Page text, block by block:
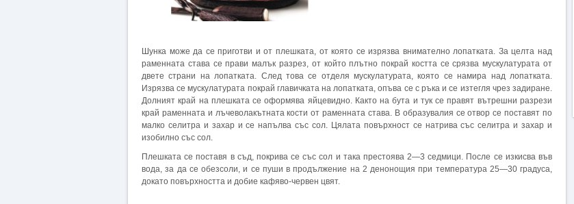
Шунка може да се приготви и от плешката, от която се изрязва внимателно лопатката. За целта над
раменната става се прави малък разрез, от който плътно покрай костта се срязва мускулатурата от
двете страни на лопатката. След това се отделя мускулатурата, която се намира над лопатката.
Изрязва се мускулатурата покрай главичката на лопатката, опъва се с ръка и се изтегля чрез задиране.
Долният край на плешката се оформява яйцевидно. Както на бута и тук се правят вътрешни разрези
край раменната и лъчеволакътната кости от раменната става. В образувалия се отвор се поставят по
малко селитра и захар и се напълва със сол. Цялата повърхност се натрива със селитра и захар и
изобилно със сол.
Плешката се поставя в съд, покрива се със сол и така престоява 2—3 седмици. После се изкисва във
вода, за да се обезсоли, и се пуши в продължение на 2 денонощия при температура 25—30 градуса,
докато повърхността и добие кафяво-червен цвят.